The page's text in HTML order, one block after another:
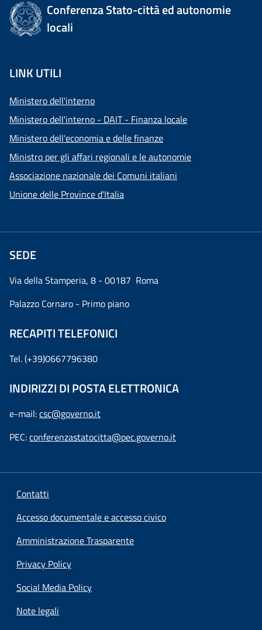
Conferenza Stato-città ed autonomie
locali
LINK UTILI
Ministero dell'interno
Ministero dell'interno - DAIT - Finanza locale
Ministero dell'economia e delle finanze
Ministro per gli affari regionali e le autonomie
Associazione nazionale dei Comuni italiani
Unione delle Province d'Italia
SEDE
Via della Stamperia, 8 - 00187 Roma
Palazzo Cornaro - Primo piano
RECAPITI TELEFONICI
Tel. (+39)0667796380
INDIRIZZI DI POSTA ELETTRONICA
e-mail:csc@governo.it
PEC:conferenzastatocitta@pec.governo.it
Contatti
Accesso documentale e accesso civico
Amministrazione Trasparente
Privacy Policy
Social Media Policy
Note legali